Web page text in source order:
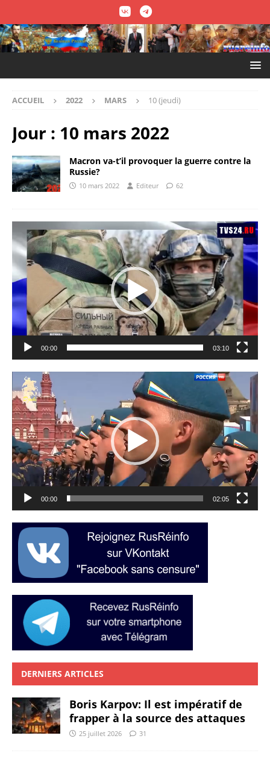
ACCUEIL 2022 MARS 10 (jeudi)
Jour : 10 mars 2022
Macron va-t’il provoquer la guerre contre la
Russie?
10 mars 2022 Editeur 62
Lecteur
vidéo
00:00 03:10
Lecteur
vidéo
00:00 02:05
DERNIERS ARTICLES
Boris Karpov: Il est impératif de
frapper à la source des attaques
25 juillet 2026 31